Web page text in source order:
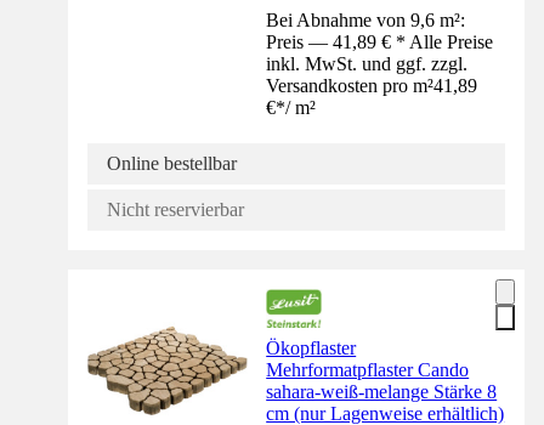
Bei Abnahme von 9,6 m²:
Preis — 41,89 € * Alle Preise
inkl. MwSt. und ggf. zzgl.
Versandkosten pro m²41,89
€*/ m²
Online bestellbar
Nicht reservierbar
Ökopflaster
Mehrformatpflaster Cando
sahara-weiß-melange Stärke 8
cm (nur Lagenweise erhältlich)